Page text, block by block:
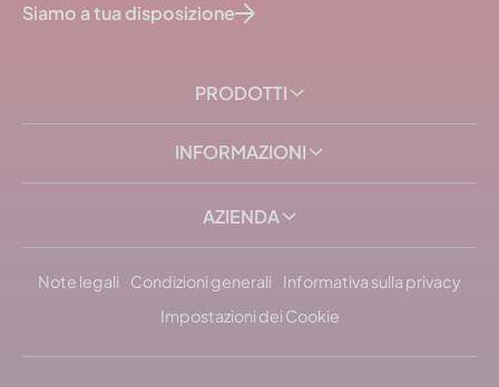
Siamo a tua disposizione
PRODOTTI
INFORMAZIONI
AZIENDA
Note legali Condizioni generali
Informativa sulla privacy
Impostazioni dei Cookie